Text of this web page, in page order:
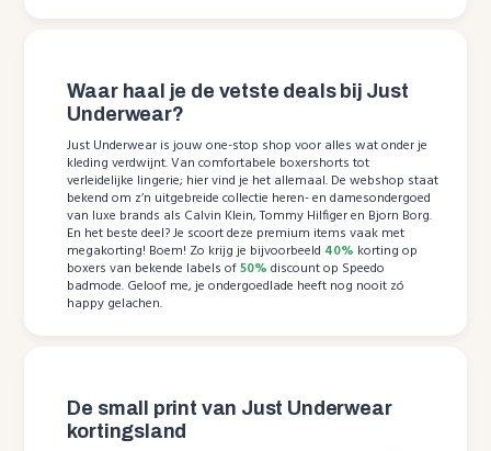
Waar haal je de vetste deals bij Just
Underwear?
Just Underwear is jouw one-stop shop voor alles wat onder je
kleding verdwijnt. Van comfortabele boxershorts tot
verleidelijke lingerie; hier vind je het allemaal. De webshop staat
bekend om z’n uitgebreide collectie heren- en damesondergoed
van luxe brands als Calvin Klein, Tommy Hilfiger en Bjorn Borg.
En het beste deel? Je scoort deze premium items vaak met
megakorting! Boem! Zo krijg je bijvoorbeeld 40% korting op
boxers van bekende labels of50% discount op Speedo
badmode. Geloof me, je ondergoedlade heeft nog nooit zó
happy gelachen.
De small print van Just Underwear
kortingsland